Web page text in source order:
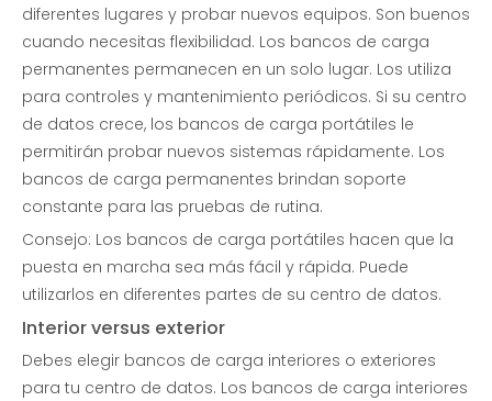
diferentes lugares y probar nuevos equipos. Son buenos
cuando necesitas flexibilidad. Los bancos de carga
permanentes permanecen en un solo lugar. Los utiliza
para controles y mantenimiento periódicos. Si su centro
de datos crece, los bancos de carga portátiles le
permitirán probar nuevos sistemas rápidamente. Los
bancos de carga permanentes brindan soporte
constante para las pruebas de rutina.
Consejo: Los bancos de carga portátiles hacen que la
puesta en marcha sea más fácil y rápida. Puede
utilizarlos en diferentes partes de su centro de datos.
Interior versus exterior
Debes elegir bancos de carga interiores o exteriores
para tu centro de datos. Los bancos de carga interiores